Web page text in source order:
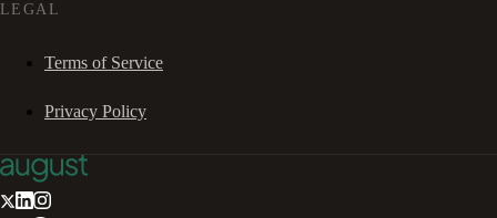
LEGAL
Terms of Service
Privacy Policy